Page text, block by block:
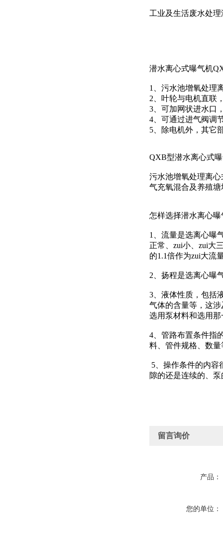
工业及生活废水处
潜水离心式曝气机
1、污水池增氧处理
2、叶轮与电机直
3、可加网状进水口
4、可通过进气阀
5、除电机外，其它
QXB型潜水离心式
污水池增氧处理离
气充氧混合及养殖塘
怎样选择潜水离心
1、流量是选离心曝
正常、zui小、zui大
的1.1倍作为zui大
2、扬程是选离心曝
3、液体性质，包括
气体的含量等，这
选用泵材料和选用
4、管路布置条件指
料、管件规格、数
5、操作条件的内容
隙的还是连续的、
留言询价
产品：
您的单位：